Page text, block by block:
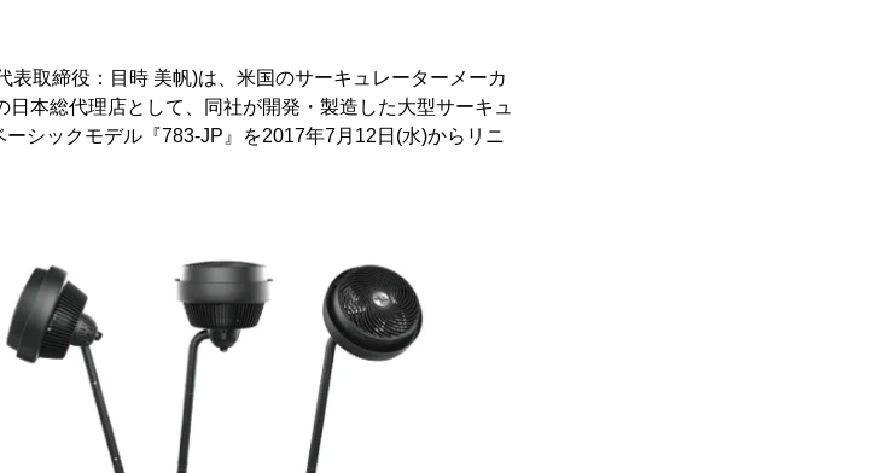
取締役：目時 美帆)は、米国のサーキュレーターメーカ
本総代理店として、同社が開発・製造した大型サーキュ
シックモデル『783-JP』を2017年7月12日(水)からリニ